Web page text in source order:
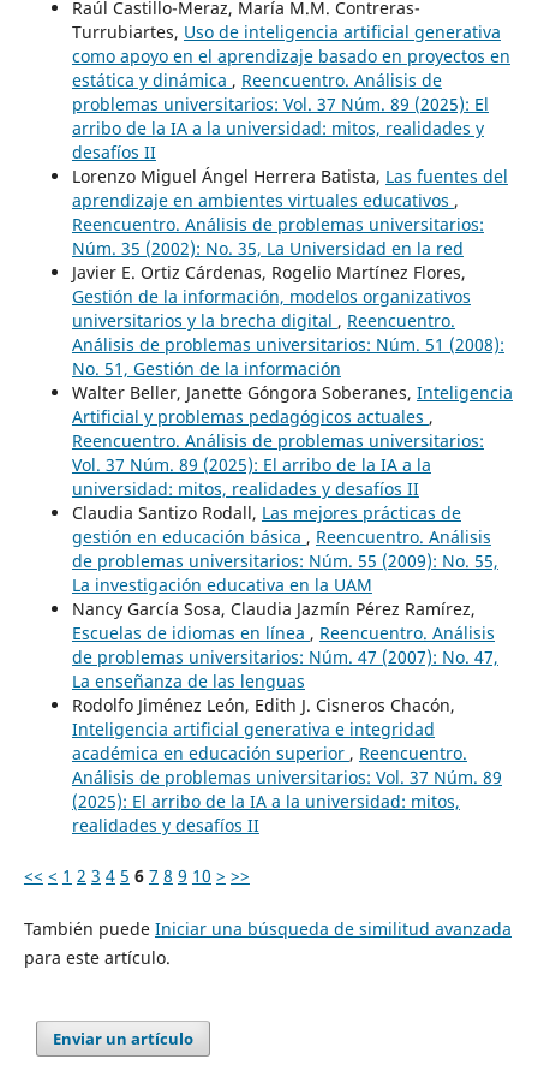
Raúl Castillo-Meraz, María M.M. Contreras-
Turrubiartes, Uso de inteligencia artificial generativa
como apoyo en el aprendizaje basado en proyectos en
estática y dinámica , Reencuentro. Análisis de
problemas universitarios: Vol. 37 Núm. 89 (2025): El
arribo de la IA a la universidad: mitos, realidades y
desafíos II
Lorenzo Miguel Ángel Herrera Batista, Las fuentes del
aprendizaje en ambientes virtuales educativos ,
Reencuentro. Análisis de problemas universitarios:
Núm. 35 (2002): No. 35, La Universidad en la red
Javier E. Ortiz Cárdenas, Rogelio Martínez Flores,
Gestión de la información, modelos organizativos
universitarios y la brecha digital , Reencuentro.
Análisis de problemas universitarios: Núm. 51 (2008):
No. 51, Gestión de la información
Walter Beller, Janette Góngora Soberanes, Inteligencia
Artificial y problemas pedagógicos actuales ,
Reencuentro. Análisis de problemas universitarios:
Vol. 37 Núm. 89 (2025): El arribo de la IA a la
universidad: mitos, realidades y desafíos II
Claudia Santizo Rodall, Las mejores prácticas de
gestión en educación básica , Reencuentro. Análisis
de problemas universitarios: Núm. 55 (2009): No. 55,
La investigación educativa en la UAM
Nancy García Sosa, Claudia Jazmín Pérez Ramírez,
Escuelas de idiomas en línea , Reencuentro. Análisis
de problemas universitarios: Núm. 47 (2007): No. 47,
La enseñanza de las lenguas
Rodolfo Jiménez León, Edith J. Cisneros Chacón,
Inteligencia artificial generativa e integridad
académica en educación superior , Reencuentro.
Análisis de problemas universitarios: Vol. 37 Núm. 89
(2025): El arribo de la IA a la universidad: mitos,
realidades y desafíos II
<< < 1 2 3 4 5 6 7 8 9 10 > >>
También puede Iniciar una búsqueda de similitud avanzada
para este artículo.
Enviar un artículo